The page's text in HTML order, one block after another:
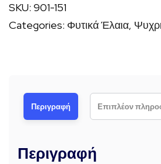
Βιολογικό
ποσότητα
SKU: 901-151
Categories: Φυτικά Έλαια,
Περιγραφή Επιπλέον
Περιγραφή